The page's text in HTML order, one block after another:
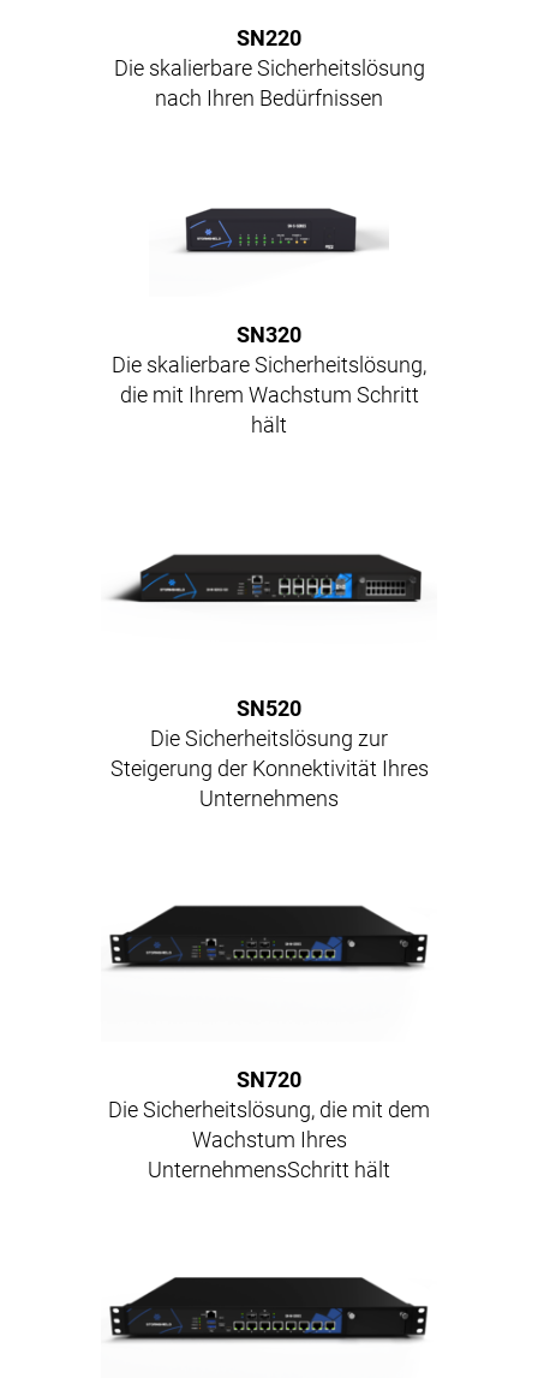
SN220
Die skalierbare Sicherheitslösung
nach Ihren Bedürfnissen
SN320
Die skalierbare Sicherheitslösung,
die mit Ihrem Wachstum Schritt
hält
SN520
Die Sicherheitslösung zur
Steigerung der Konnektivität Ihres
Unternehmens
SN720
Die Sicherheitslösung, die mit dem
Wachstum Ihres
UnternehmensSchritt hält